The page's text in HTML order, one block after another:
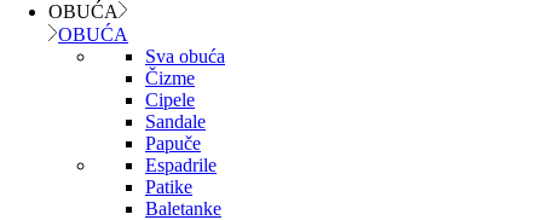
OBUĆA
OBUĆA
Sva obuća
Čizme
Cipele
Sandale
Papuče
Espadrile
Patike
Baletanke